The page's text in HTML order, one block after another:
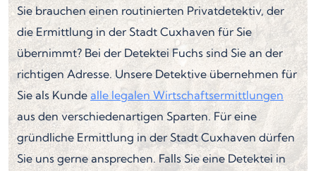
Sie brauchen einen routinierten Privatdetektiv, der
die Ermittlung in der Stadt Cuxhaven für Sie
übernimmt? Bei der Detektei Fuchs sind Sie an der
richtigen Adresse. Unsere Detektive übernehmen für
Sie als Kunde alle legalen Wirtschaftsermittlungen
aus den verschiedenartigen Sparten. Für eine
gründliche Ermittlung in der Stadt Cuxhaven dürfen
Sie uns gerne ansprechen. Falls Sie eine Detektei in